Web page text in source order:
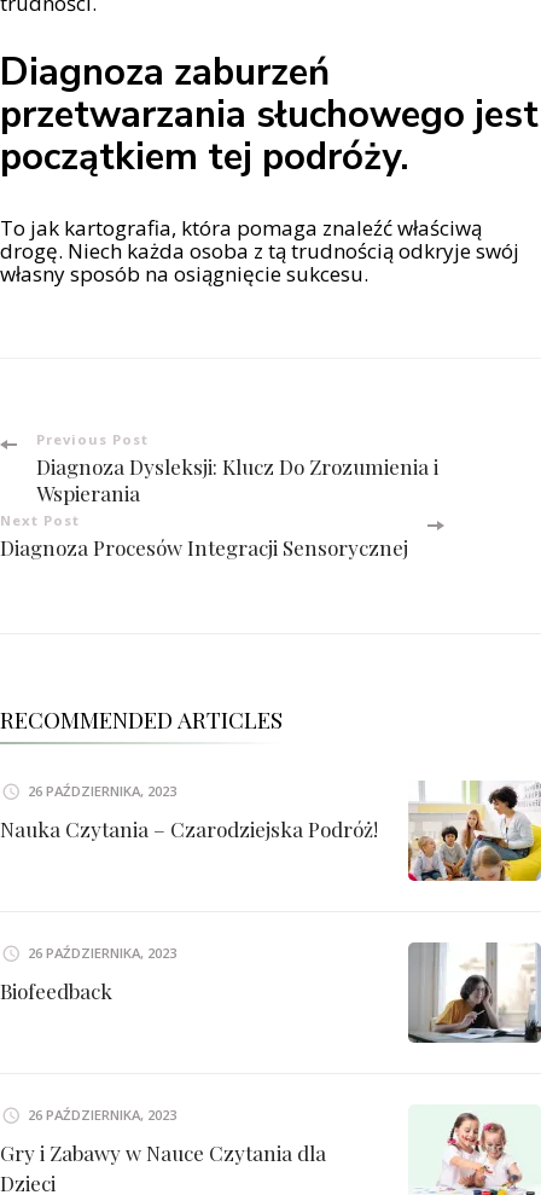
Diagnoza zaburzeń
przetwarzania słuchowego jest
początkiem tej podróży.
To jak kartografia, która pomaga znaleźć właściwą
drogę. Niech każda osoba z tą trudnością odkryje swój
własny sposób na osiągnięcie sukcesu.
Post
Navigation
Previous Post
Diagnoza Dysleksji: Klucz Do Zrozumienia i
Wspierania
Next Post
Diagnoza Procesów Integracji Sensorycznej
RECOMMENDED ARTICLES
26 PAŹDZIERNIKA, 2023
Nauka Czytania – Czarodziejska Podróż!
26 PAŹDZIERNIKA, 2023
Biofeedback
26 PAŹDZIERNIKA, 2023
Gry i Zabawy w Nauce Czytania dla
Dzieci